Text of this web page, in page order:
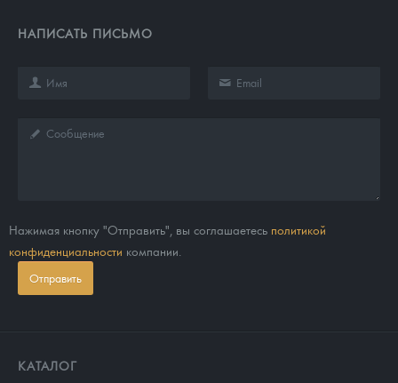
НАПИСАТЬ ПИСЬМО
Нажимая кнопку "Отправить", вы соглашаетесь политикой
конфиденциальности компании.
Отправить
КАТАЛОГ